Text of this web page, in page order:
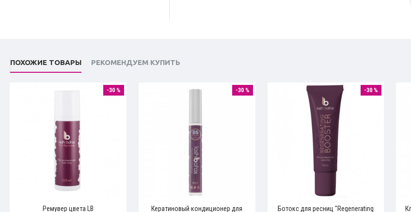
ПОХОЖИЕ ТОВАРЫ РЕКОМЕНДУЕМ КУПИТЬ
-30 %
Ремувер цвета LB
-30 %
Кератиновый кондиционер для
-30 %
Ботокс для ресниц "Regenerating